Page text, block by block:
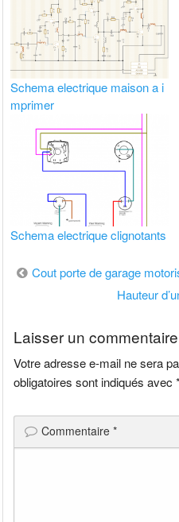
Schema electrique maison a i
mprimer
Schema electrique clignotants
Navigation
Cout porte de garage
Hauteur
Laisser un commentaire
Votre adresse e-mail ne sera
obligatoires sont indiqués avec*
Commentaire*